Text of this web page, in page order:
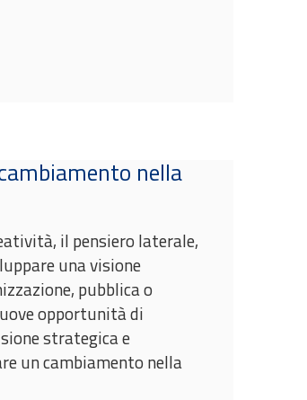
nella
il pensiero laterale,
una visione
pubblica o
opportunità di
strategica e
un cambiamento nella